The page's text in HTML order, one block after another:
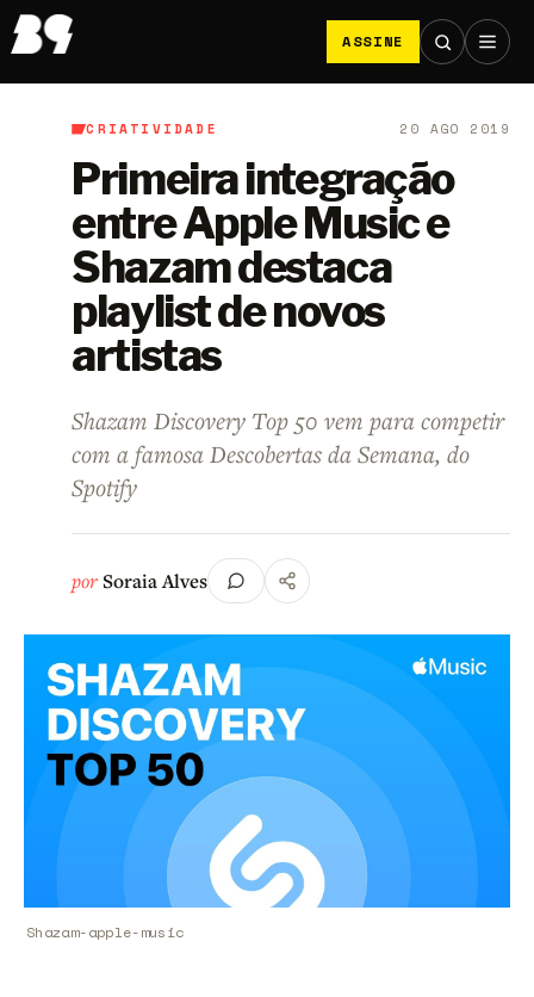
ASSINE
B9/Criatividade
CRIATIVIDADE 20 AGO 2019
Primeira integração
entre Apple Music e
Shazam destaca
playlist de novos
artistas
Shazam Discovery Top 50 vem para competir
com a famosa Descobertas da Semana, do
Spotify
porSoraia Alves
Shazam-apple-music